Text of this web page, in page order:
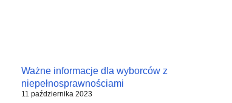
Ważne informacje dla wyborców z
niepełnosprawnościami
11 października 2023